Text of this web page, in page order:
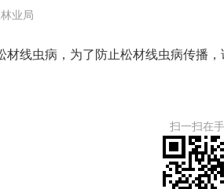
业局
线虫病，为了防止松材线虫病传播
扫一扫在